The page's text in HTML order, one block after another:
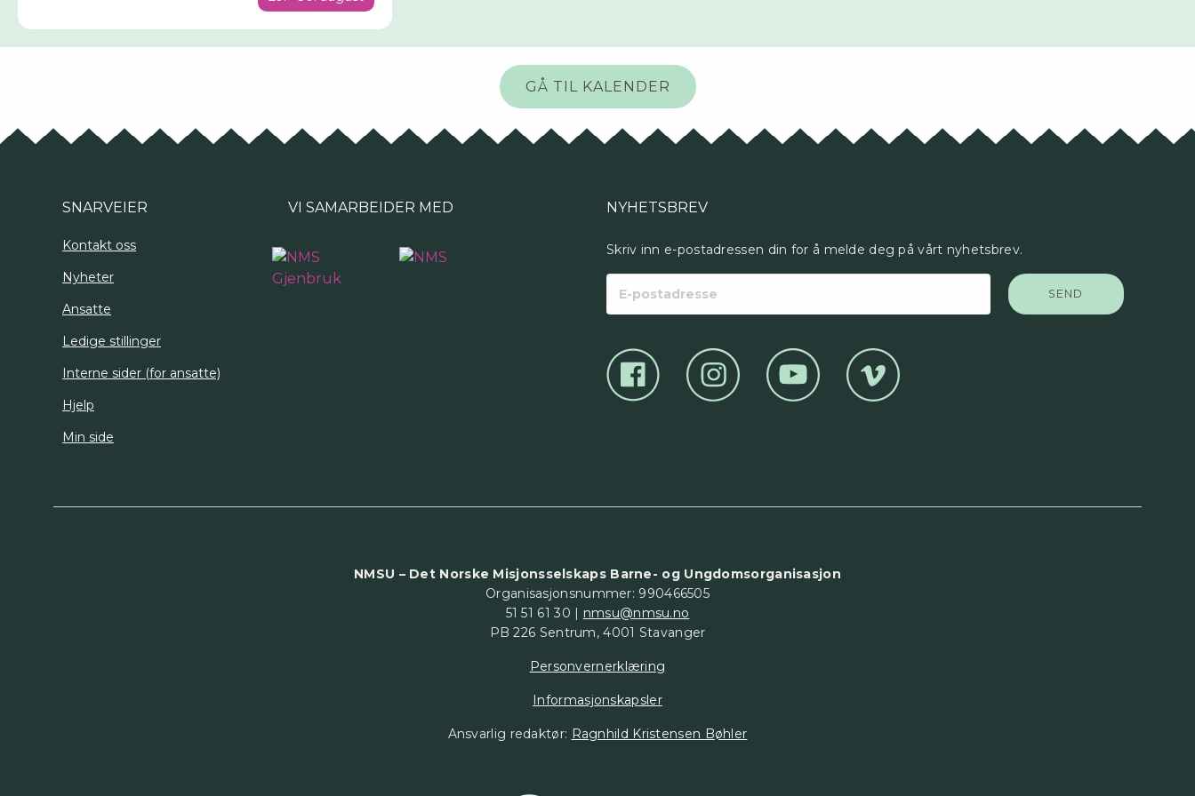
GÅ TIL KALENDER
SNARVEIER
Kontakt oss
Nyheter
Ansatte
Ledige stillinger
Interne sider (for ansatte)
Hjelp
Min side
VI SAMARBEIDER MED NYHETSBREV
Skriv inn e-postadressen din for å melde deg på vårt nyhetsbrev.
postadresse
NMSU – Det Norske Misjonsselskaps Barne- og Ungdomsorganisasjon
Organisasjonsnummer: 990466505
51 51 61 30 | nmsu@nmsu.no
PB 226 Sentrum, 4001 Stavanger
Personvernerklæring
Informasjonskapsler
Ansvarlig redaktør: Ragnhild Kristensen Bøhler